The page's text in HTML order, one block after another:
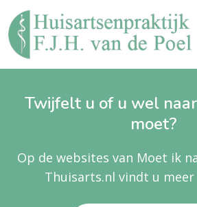
Twijfelt u of u wel
moet?
Op de websites van Moet ik
Thuisarts.nl vindt u